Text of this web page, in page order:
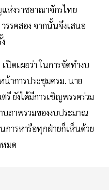
งราชอาณาจักรไทย
รรคสอง จากนั้นจึงเสนอ
ปิดเผยว่า ในการจัดทำงบ
าการประชุมครม. นาย
ยังได้มีการเชิญพรรคร่วม
บภาพรวมของงบประมาณ
การหารือทุกฝ่ายก็เห็นด้วย
มด